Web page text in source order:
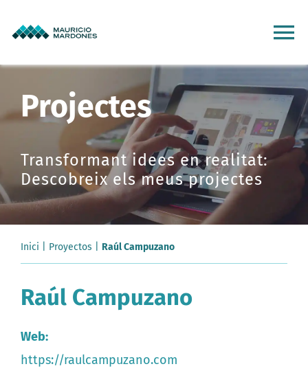
Projectes
Serveis
Qui sóc
Clients
Es
Projectes
Transformant idees en realitat:
Descobreix els meus projectes
Inici Proyectos Raúl Campuzano
Raúl Campuzano
Web:
https://raulcampuzano.com